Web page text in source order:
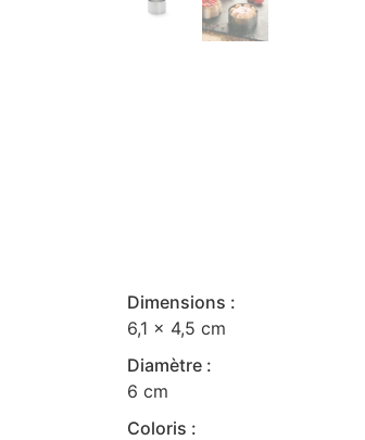
Dimensions :
6,1 x 4,5 cm
Diamètre :
6 cm
Coloris :